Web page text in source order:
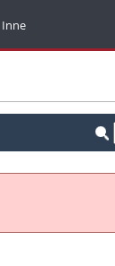
Inne
Dla webmasterów
Pisma i formularze